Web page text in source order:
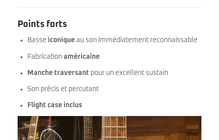
Points forts
Basse iconique au son immédiatement reconnaissable
Fabrication américaine
Manche traversant pour un excellent sustain
Son précis et percutant
Flight case inclus